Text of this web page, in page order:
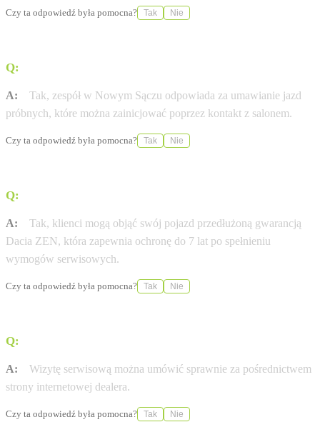
Czy ta odpowiedź była pomocna? Tak Nie
Q:
A:
Tak, zespół w Nowym Sączu odpowiada za umawianie jazd
próbnych, które można zainicjować poprzez kontakt z salonem.
Czy ta odpowiedź była pomocna? Tak Nie
Q:
A:
Tak, klienci mogą objąć swój pojazd przedłużoną gwarancją
Dacia ZEN, która zapewnia ochronę do 7 lat po spełnieniu
wymogów serwisowych.
Czy ta odpowiedź była pomocna? Tak Nie
Q:
A:
Wizytę serwisową można umówić sprawnie za pośrednictwem
strony internetowej dealera.
Czy ta odpowiedź była pomocna? Tak Nie